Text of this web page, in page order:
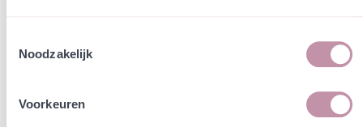
Noodzakelijk
Voorkeuren
onkruiden kiemen. 2 tot 3 weken later ga je nogmaals met
nogmaals. De onkruiden in de toplaag zijn nu sterk
teruggedrongen. Door dit in de droge hete